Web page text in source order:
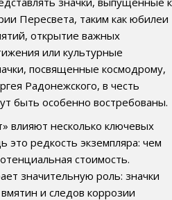
Пересвета, таким как юбилеи
открытие важных
или культурные
посвященные космодрому,
Радонежского, в честь
быть особенно востребованы.
влияют несколько ключевых
это редкость экземпляра: чем
стоимость.
значительную роль: значки
и следов коррозии